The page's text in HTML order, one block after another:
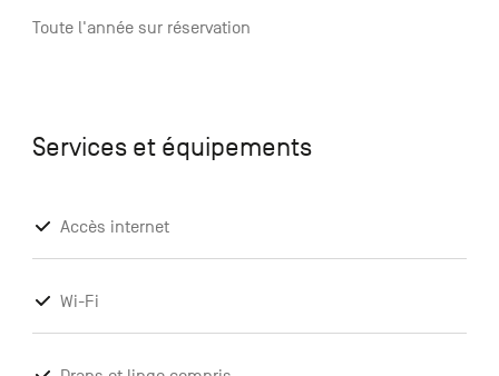
Toute l'année sur réservation
Services et équipements
Accès internet
Wi-Fi